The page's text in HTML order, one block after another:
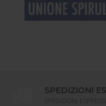
SPEDIZIONI
SPEDIZIONI